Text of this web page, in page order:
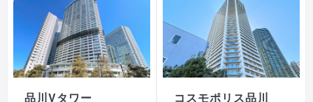
品川Vタワー コスモポリス品川